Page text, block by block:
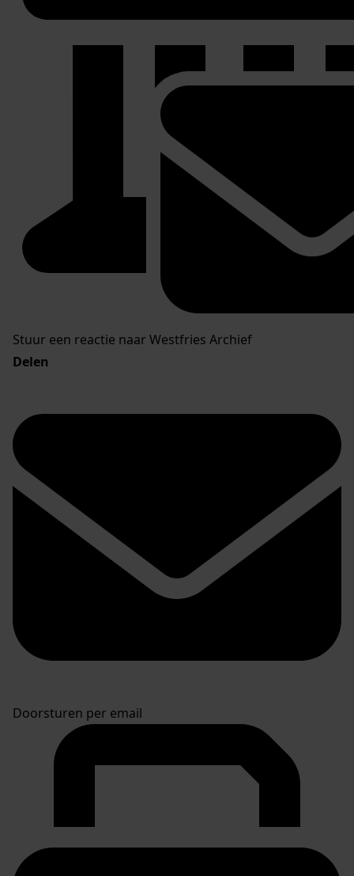
Stuur een reactie naar Westfries Archief
Delen
Doorsturen per email